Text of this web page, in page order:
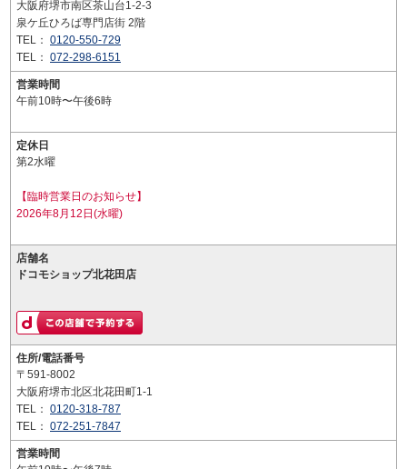
大阪府堺市南区茶山台1-2-3
泉ケ丘ひろば専門店街 2階
TEL： 0120-550-729
TEL： 072-298-6151
営業時間
午前10時〜午後6時
定休日
第2水曜
【臨時営業日のお知らせ】
2026年8月12日(水曜)
店舗名
ドコモショップ北花田店
住所/電話番号
〒591-8002
大阪府堺市北区北花田町1-1
TEL： 0120-318-787
TEL： 072-251-7847
営業時間